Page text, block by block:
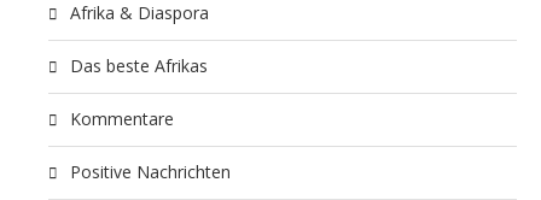
Afrika & Diaspora
Das beste Afrikas
Kommentare
Positive Nachrichten